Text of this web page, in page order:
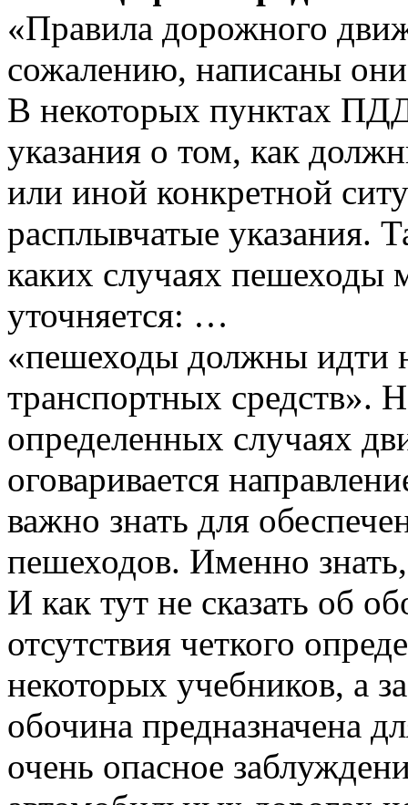
«Правила дорожного
сожалению, написаны они
В некоторых пунктах
указания о том, как
или иной конкретной
расплывчатые указания.
каких случаях пешеходы
уточняется: …
«пешеходы должны идти
транспортных средств».
определенных случаях
оговаривается
важно знать для
пешеходов. Именно
И как тут не сказать об
отсутствия четкого
некоторых учебников, а
обочина предназначена
очень опасное